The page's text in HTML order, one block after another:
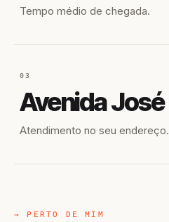
Tempo médio de chegada.
03
Atendimento no seu endereço.
→ PERTO DE MIM